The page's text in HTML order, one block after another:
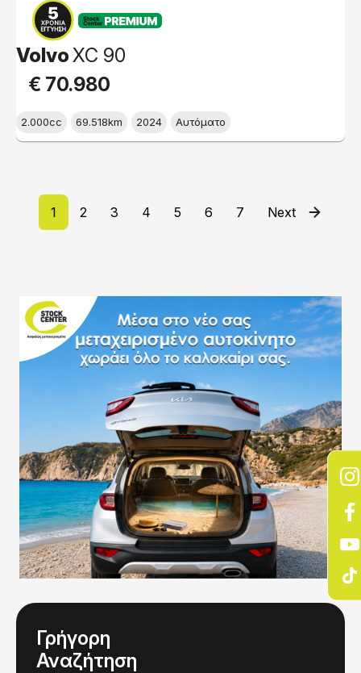
PREMIUM
VolvoXC 90
€ 70.980
2.000cc 69.518km 2024 Αυτόματο
Σελιδοποίηση
Page
1 Page
2 Page
3 Page
4 Page
5 Page
6 Page
7 Next page
Next Last
»
Γρήγορη
Αναζήτηση